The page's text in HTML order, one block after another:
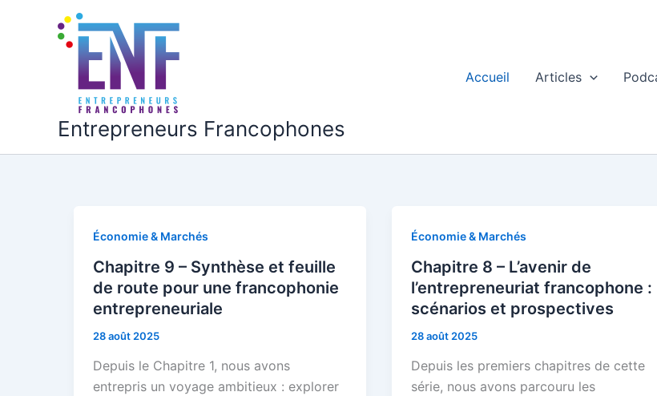
Entrepreneurs Francophones
Accueil Articles
Économie & Marchés
Chapitre 9 – Synthèse et feuille
de route pour une francophonie
entrepreneuriale
28 août 2025
Depuis le Chapitre 1, nous avons
entrepris un voyage ambitieux : explorer
Économie & Marchés
Chapitre 8 – L’avenir de
l’entrepreneuriat francophone :
scénarios et prospectives
28 août 2025
Depuis les premiers chapitres de cette
série, nous avons parcouru les